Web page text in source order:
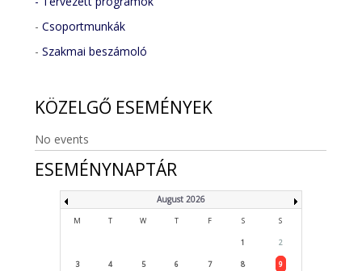
-Csoportmunkák
-Szakmai beszámoló
KÖZELGŐ ESEMÉNYEK
No events
ESEMÉNYNAPTÁR
August 2026
M T W T F S S
1 2
3 4 5 6 7 8 9